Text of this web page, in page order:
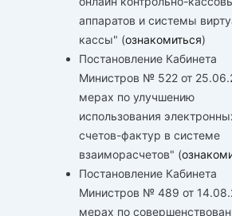
аппаратов и системы
кассы" (ознакомиться)
Постановление Кабинета
Министров № 522 от
мерах по улучшению
использования
счетов-фактур в системе
взаиморасчетов" (
Постановление Кабинета
Министров № 489 от
мерах по